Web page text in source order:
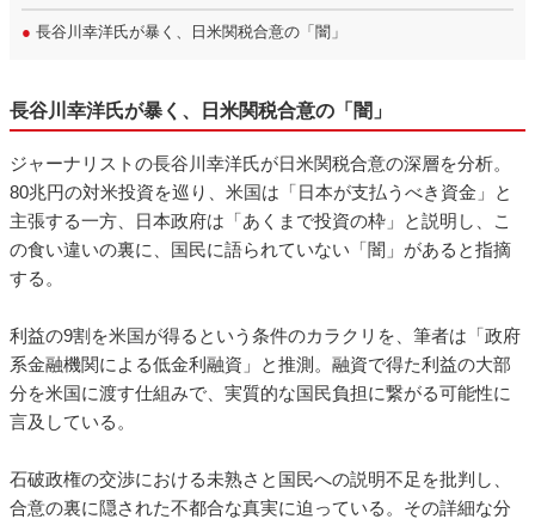
● 長谷川幸洋氏が暴く、日米関税合意の「闇」
長谷川幸洋氏が暴く、日米関税合意の「闇」
ジャーナリストの長谷川幸洋氏が日米関税合意の深層を分析。
80兆円の対米投資を巡り、米国は「日本が支払うべき資金」と
主張する一方、日本政府は「あくまで投資の枠」と説明し、こ
の食い違いの裏に、国民に語られていない「闇」があると指摘
する。
利益の9割を米国が得るという条件のカラクリを、筆者は「政府
系金融機関による低金利融資」と推測。融資で得た利益の大部
分を米国に渡す仕組みで、実質的な国民負担に繋がる可能性に
言及している。
石破政権の交渉における未熟さと国民への説明不足を批判し、
合意の裏に隠された不都合な真実に迫っている。その詳細な分